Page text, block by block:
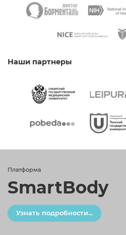
Наши партнеры
Платформа
SmartBody
Узнать подробности...